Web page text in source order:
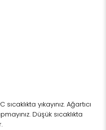
yıkayınız. Ağartıcı
Düşük sıcaklıkta